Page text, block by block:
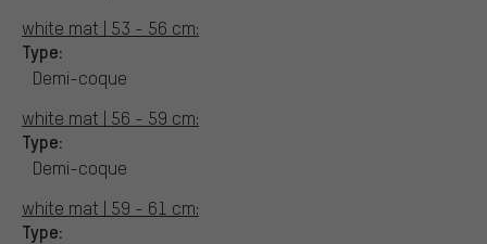
white mat | 53 - 56 cm:
Type:
Demi-coque
white mat | 56 - 59 cm:
Type:
Demi-coque
white mat | 59 - 61 cm:
Type: